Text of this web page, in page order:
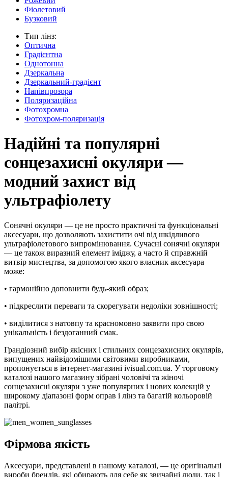
Фіолетовий
Бузковий
Тип лінз:
Оптична
Градієнтна
Однотонна
Дзеркальна
Дзеркальний-градієнт
Напівпрозора
Поляризаційна
Фотохромна
Фотохром-поляризація
Надійні та популярні
сонцезахисні окуляри —
модний захист від
ультрафіолету
Сонячні окуляри — це не просто практичні та функціональні
аксесуари, що дозволяють захистити очі від шкідливого
ультрафіолетового випромінювання. Сучасні сонячні окуляри
— це також виразний елемент іміджу, а часто й справжній
витвір мистецтва, за допомогою якого власник аксесуара
може:
• гармонійно доповнити будь-який образ;
• підкреслити переваги та скорегувати недоліки зовнішності;
• виділитися з натовпу та красномовно заявити про свою
унікальність і бездоганний смак.
Грандіозний вибір якісних і стильних сонцезахисних окулярів,
випущених найвідомішими світовими виробниками,
пропонується в інтернет-магазині ivisual.com.ua. У торговому
каталозі нашого магазину зібрані чоловічі та жіночі
сонцезахисні окуляри з уже популярних і нових колекцій у
широкому діапазоні форм оправ і лінз та багатій кольоровій
палітрі.
Фірмова якість
Аксесуари, представлені в нашому каталозі, — це оригінальні
вироби брендів, які обирають для себе як звичайні люди, так і